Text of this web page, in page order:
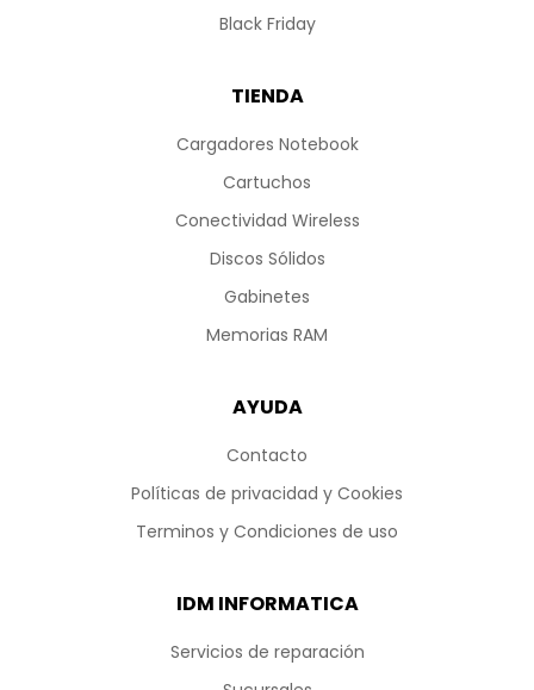
Black Friday
TIENDA
Cargadores Notebook
Cartuchos
Conectividad Wireless
Discos Sólidos
Gabinetes
Memorias RAM
AYUDA
Contacto
Políticas de privacidad y Cookies
Terminos y Condiciones de uso
IDM INFORMATICA
Servicios de reparación